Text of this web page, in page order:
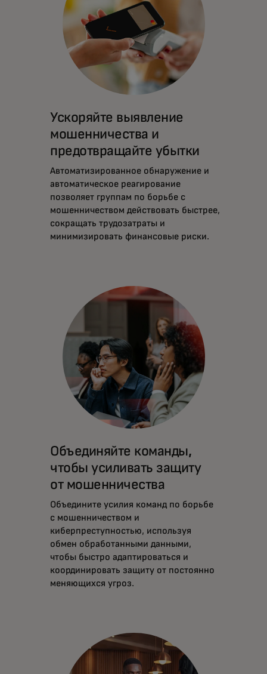
Ускоряйте выявление
мошенничества и
предотвращайте убытки
Автоматизированное обнаружение и
автоматическое реагирование
позволяет группам по борьбе с
мошенничеством действовать быстрее,
сокращать трудозатраты и
минимизировать финансовые риски.
Объединяйте команды,
чтобы усиливать защиту
от мошенничества
Объедините усилия команд по борьбе
с мошенничеством и
киберпреступностью, используя
обмен обработанными данными,
чтобы быстро адаптироваться и
координировать защиту от постоянно
меняющихся угроз.